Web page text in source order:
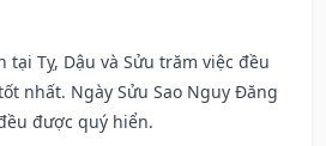
tại Tỵ, Dậu và Sửu trăm việc đều
nhất. Ngày Sửu Sao Nguy Đăng
được quý hiển.